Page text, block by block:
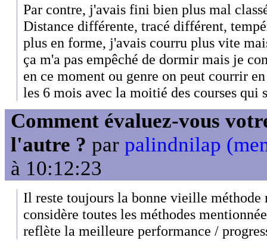
Par contre, j'avais fini bien plus mal
Distance différente, tracé différent,
plus en forme, j'avais courru plus vite
ça m'a pas empêché de dormir mais je
en ce moment ou genre on peut courrir
les 6 mois avec la moitié des courses qui
Comment évaluez-vous
l'autre ? par palindnilap
à 10:12:23
Il reste toujours la bonne vieille
considère toutes les méthodes
reflète la meilleure performance /